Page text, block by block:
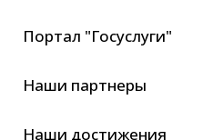
Портал "Госуслуги"
Наши партнеры
Наши достижения